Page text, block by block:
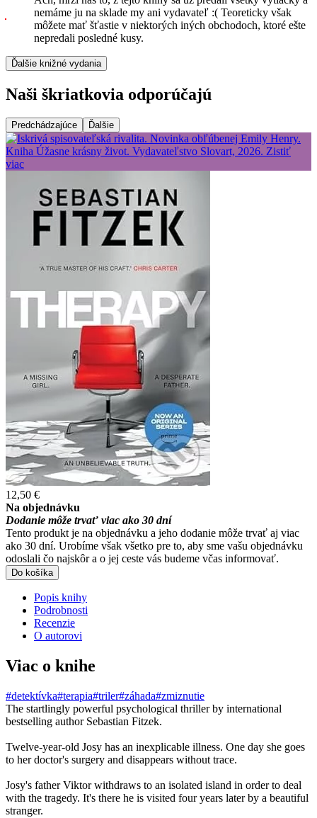
nemáme ju na sklade my ani vydavateľ :( Teoreticky však
môžete mať šťastie v niektorých iných obchodoch, ktoré ešte
nepredali posledné kusy.
Ďalšie knižné vydania
Naši škriatkovia odporúčajú
Predchádzajúce Ďalšie
12,50 €
Na objednávku
Dodanie môže trvať viac ako 30 dní
Tento produkt je na objednávku a jeho dodanie môže trvať aj viac
ako 30 dní. Urobíme však všetko pre to, aby sme vašu objednávku
odoslali čo najskôr a o jej ceste vás budeme včas informovať.
Do košíka
Popis knihy
Podrobnosti
Recenzie
O autorovi
Viac o knihe
#detektívka#terapia#triler#záhada#zmiznutie
The startlingly powerful psychological thriller by international
bestselling author Sebastian Fitzek.
Twelve-year-old Josy has an inexplicable illness. One day she goes
to her doctor's surgery and disappears without trace.
Josy's father Viktor withdraws to an isolated island in order to deal
with the tragedy. It's there he is visited four years later by a beautiful
stranger.